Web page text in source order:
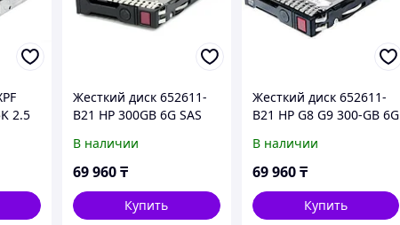
2.5
Жесткий диск 652611-
B21 HP 300GB 6G SAS
SC Enterprise
В наличии
69 960₸
Купить
Жесткий диск 652611-
B21 HP G8 G9 300-GB 6G
В наличии
69 960 ₸
Купить